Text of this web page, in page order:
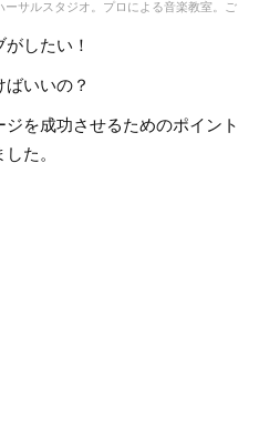
ーサルスタジオ。プロによる音楽教室。ご
まいります。
したい！
いいの？
を成功させるためのポイント
た。